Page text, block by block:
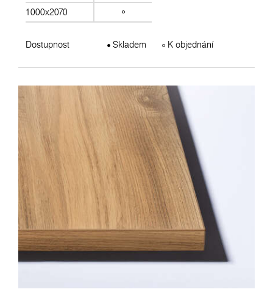
1000x2070
Dostupnost Skladem K objednání